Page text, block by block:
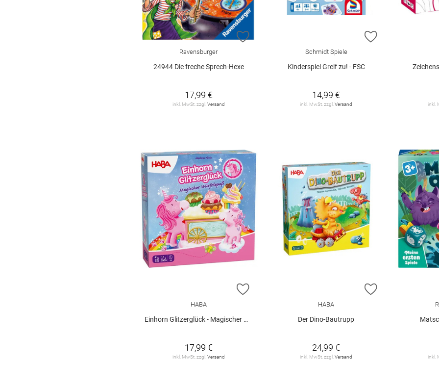
ZUR WUNSCHLISTE HINZUFÜGEN
Ravensburger
24944 Die freche Sprech-Hexe
17,99 €
inkl. MwSt. zzgl. Versand
ZUR
Schmidt Spiele
Kinderspiel Greif zu! - FSC
14,99 €
inkl. MwSt. zzgl.Versand inkl.
ZUR WUNSCHLISTE HINZUFÜGEN
HABA
Einhorn Glitzerglück - Magischer Würfels
17,99 €
inkl. MwSt. zzgl. Versand
ZUR
HABA
Der Dino-Bautrupp
24,99 €
inkl. MwSt. zzgl.Versand inkl.